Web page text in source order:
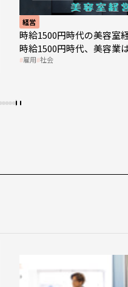
経営
時給1500円時代の美容室
時給1500円時代、美容業
影響を受けるのか？
雇用 社会